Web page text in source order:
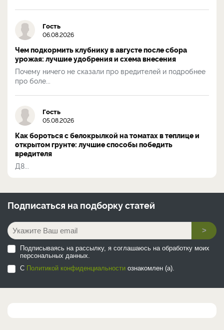
Гость
06.08.2026
Чем подкормить клубнику в августе после сбора
урожая: лучшие удобрения и схема внесения
Почему ничего не сказали про вредителей и подробнее
про боле...
Гость
05.08.2026
Как бороться с белокрылкой на томатах в теплице и
открытом грунте: лучшие способы победить
вредителя
Д8...
Подписаться на подборку статей
>
Подписываясь на рассылку, я соглашаюсь на обработку моих
персональных данных.
С Политикой конфиденциальности ознакомлен (а).